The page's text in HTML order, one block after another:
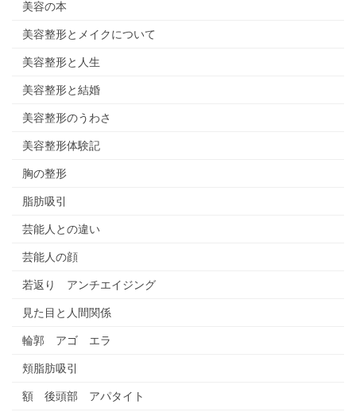
美容の本
美容整形とメイクについて
美容整形と人生
美容整形と結婚
美容整形のうわさ
美容整形体験記
胸の整形
脂肪吸引
芸能人との違い
芸能人の顔
若返り アンチエイジング
見た目と人間関係
輪郭 アゴ エラ
頬脂肪吸引
額 後頭部 アパタイト